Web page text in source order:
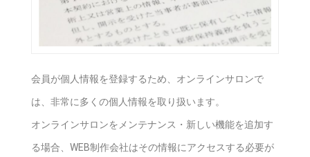
会員が個人情報を登録するため、オンラインサロンで
は、非常に多くの個人情報を取り扱います。
オンラインサロンをメンテナンス・新しい機能を追加す
る場合、WEB制作会社はその情報にアクセスする必要が